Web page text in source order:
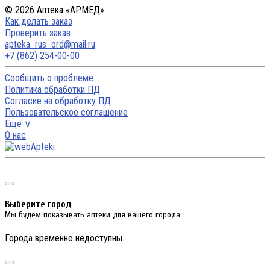
© 2026 Аптека «АРМЕД»
Как делать заказ
Проверить заказ
apteka_rus_ord@mail.ru
+7 (862) 254-00-00
Сообщить о проблеме
Политика обработки ПД
Согласие на обработку ПД
Пользовательское соглашение
Еще ∨
О нас
Выберите город
Мы будем показывать аптеки для вашего города
Города временно недоступны.